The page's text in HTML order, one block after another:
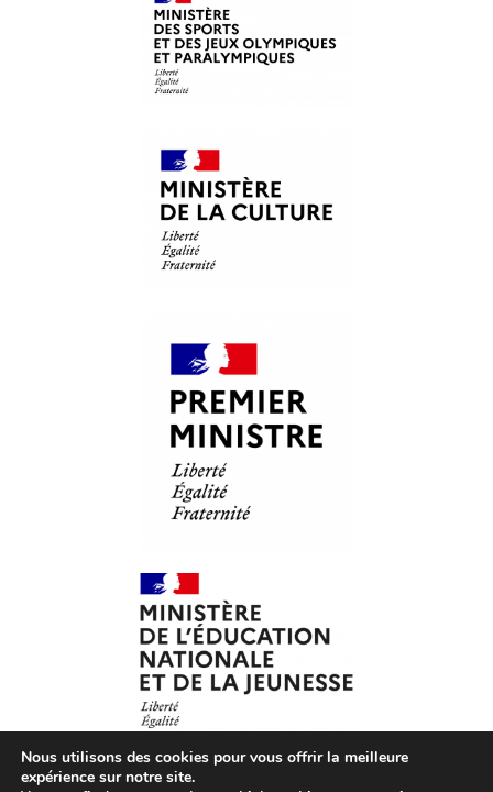
Nous utilisons des cookies pour vous offrir la meilleure
expérience sur notre site.